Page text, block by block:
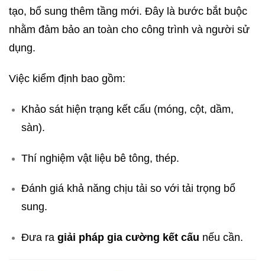
tạo, bổ sung thêm tầng mới. Đây là bước bắt buộc
nhằm đảm bảo an toàn cho công trình và người sử
dụng.
Việc kiểm định bao gồm:
Khảo sát hiện trạng kết cấu (móng, cột, dầm,
sàn).
Thí nghiệm vật liệu bê tông, thép.
Đánh giá khả năng chịu tải so với tải trọng bổ
sung.
Đưa ra giải pháp gia cường kết cấu nếu cần.